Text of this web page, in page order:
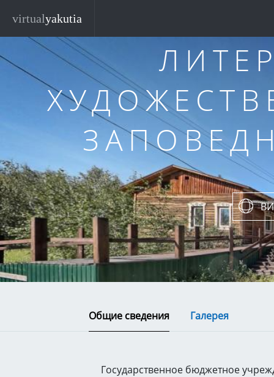
virtualyakutia
Общие сведения Галерея
Государственное бюджетное